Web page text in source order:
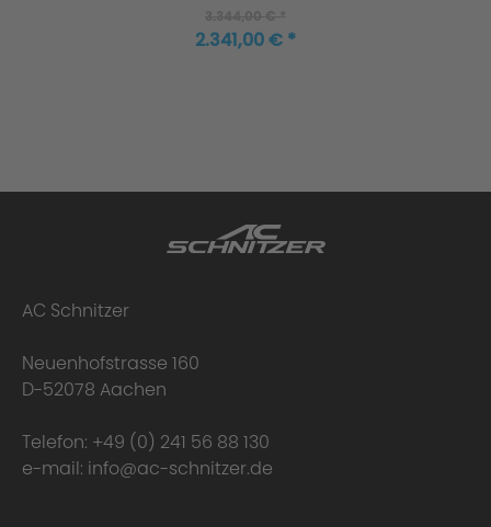
2.341,00 € *
AC Schnitzer
Neuenhofstrasse 160
D-52078 Aachen
Telefon: +49 (0) 241 56 88 130
e-mail: info@ac-schnitzer.de